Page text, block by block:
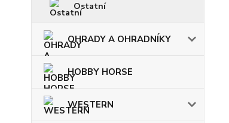
Ostatní
OHRADY A OHRADNÍKY
HOBBY HORSE
WESTERN